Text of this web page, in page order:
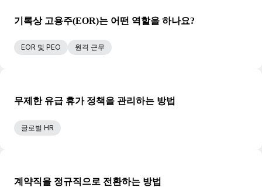
기록상 고용주(EOR)는 어떤 역할을 하나요?
EOR 및 PEO 원격 근무
무제한 유급 휴가 정책을 관리하는 방법
글로벌 HR
계약직을 정규직으로 전환하는 방법